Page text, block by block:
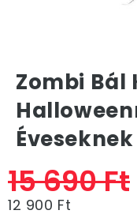
Zombi Bál
Éveseknek
15 690 Ft
12 900 Ft